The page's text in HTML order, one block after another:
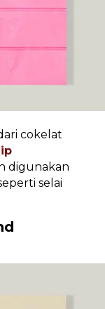
cokelat
digunakan
selai